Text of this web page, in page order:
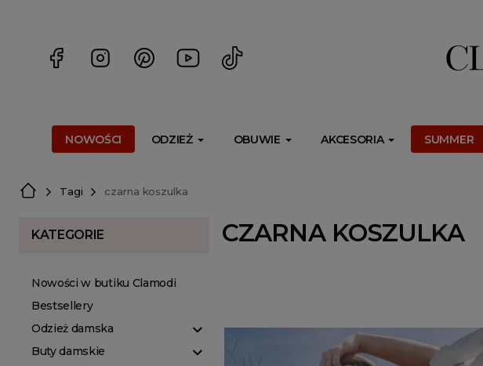
NOWOŚCI ODZIEŻ OBUWIE AKCESORIA SUMMER
Tagi czarna koszulka
KATEGORIE
Nowości w butiku Clamodi
Bestsellery
Odzież damska
Buty damskie
CZARNA KOSZULKA